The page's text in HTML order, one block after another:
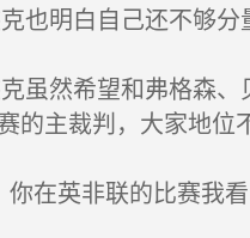
也明白自己还不够分
虽然希望和弗格森、
的主裁判，大家地位
在英非联的比赛我